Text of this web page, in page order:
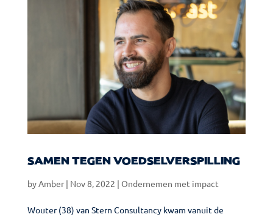
SAMEN TEGEN VOEDSELVERSPILLING
byAmber| Nov 8, 2022 | Ondernemen met impact
Wouter (38) van Stern Consultancy kwam vanuit de